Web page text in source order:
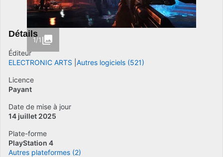
1/1
Détails
Éditeur
ELECTRONIC ARTS Autres logiciels (521)
Licence
Payant
Date de mise à jour
14 juillet 2025
Plate-forme
PlayStation 4
Autres plateformes (2)